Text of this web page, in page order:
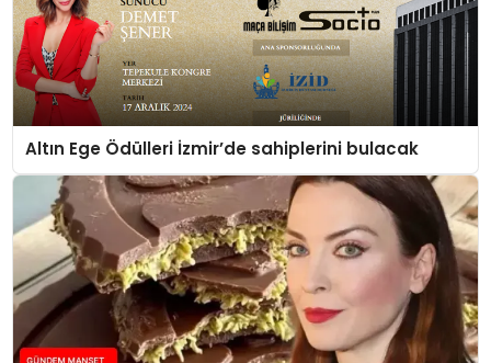
Altın Ege Ödülleri İzmir’de sahiplerini bulacak